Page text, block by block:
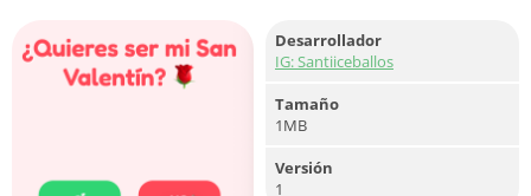
Desarrollador
IG: Santiiceballos
Tamaño
1MB
Versión
1